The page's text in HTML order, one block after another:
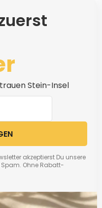
Stein-Insel
akzeptierst Du unsere
Ohne Rabatt-